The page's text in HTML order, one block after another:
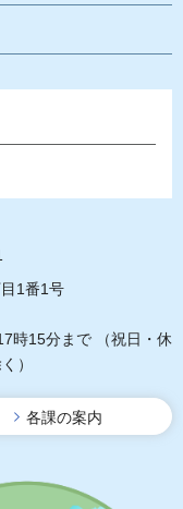
1番1号
時15分まで
（祝日・休
）
各課の案内